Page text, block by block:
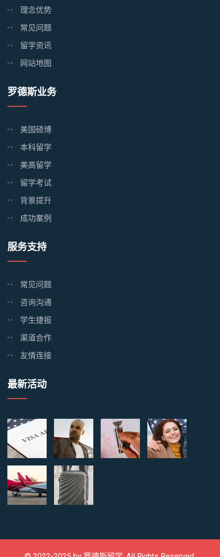
理念优势
常见问题
留学资讯
网站地图
罗德斯业务
美国硕博
本科留学
美高留学
留学考试
背景提升
成功案例
服务支持
常见问题
咨询沟通
学生捷报
渠道合作
友情连接
最新活动